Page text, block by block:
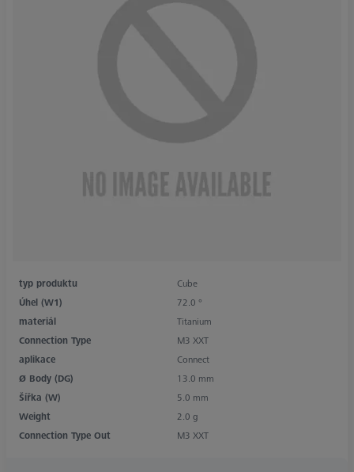
typ produktu
Cube
Úhel (W1)
72.0 °
materiál
Titanium
Connection Type
M3 XXT
aplikace
Connect
Ø Body (DG)
13.0 mm
Šířka (W)
5.0 mm
Weight
2.0 g
Connection Type Out
M3 XXT